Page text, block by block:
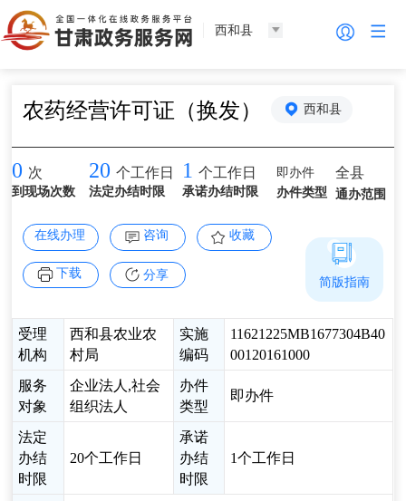
西和县
农药经营许可证（换发） 西和县
0 次
到现场次数
20 个工作日
法定办结时限
1 个工作日
承诺办结时限
即办件
办件类型
全县
通办范围
在线办理 咨询 收藏
下载 分享
受理
机构
西和县农业农
村局
实施
编码
11621225MB1677304B40
00120161000
服务
对象
企业法人,社会
组织法人
办件
类型
即办件
法定
办结
时限
20个工作日
承诺
办结
时限
1个工作日
简版指南